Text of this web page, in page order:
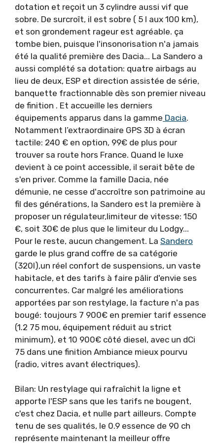
dotation et reçoit un 3 cylindre aussi vif que
sobre. De surcroît, il est sobre ( 5 l aux 100 km),
et son grondement rageur est agréable. ça
tombe bien, puisque l'insonorisation n'a jamais
été la qualité première des Dacia... La Sandero a
aussi complété sa dotation: quatre airbags au
lieu de deux, ESP et direction assistée de série,
banquette fractionnable dès son premier niveau
de finition . Et accueille les derniers
équipements apparus dans la gamme Dacia.
Notamment l’extraordinaire GPS 3D à écran
tactile: 240 € en option, 99€ de plus pour
trouver sa route hors France. Quand le luxe
devient à ce point accessible, il serait bête de
s'en priver. Comme la famille Dacia, née
démunie, ne cesse d'accroître son patrimoine au
fil des générations, la Sandero est la première à
proposer un régulateur,limiteur de vitesse: 150
€, soit 30€ de plus que le limiteur du Lodgy...
Pour le reste, aucun changement. La Sandero
garde le plus grand coffre de sa catégorie
(320l),un réel confort de suspensions, un vaste
habitacle, et des tarifs à faire pâlir d'envie ses
concurrentes. Car malgré les améliorations
apportées par son restylage, la facture n'a pas
bougé: toujours 7 900€ en premier tarif essence
(1.2 75 mou, équipement réduit au strict
minimum), et 10 900€ côté diesel, avec un dCi
75 dans une finition Ambiance mieux pourvu
(radio, vitres avant électriques).
Bilan: Un restylage qui rafraîchit la ligne et
apporte l'ESP sans que les tarifs ne bougent,
c'est chez Dacia, et nulle part ailleurs. Compte
tenu de ses qualités, le 0.9 essence de 90 ch
représente maintenant la meilleur offre